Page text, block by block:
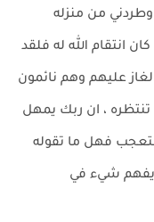
من منزله
انتقام الله له فلقد
عليهم وهم نائمون
، ان ربك يمهل
بتعجب فهل ما تقوله
يفهم شيء في